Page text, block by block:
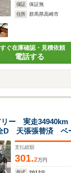
保証
保証無
住所
群馬県高崎市
ぐ在庫確認・見積依頼
電話する
ー 実走
D 天張張替済 ベ
ーシート 純正19
HID クルコン
支払総額
301.2万円